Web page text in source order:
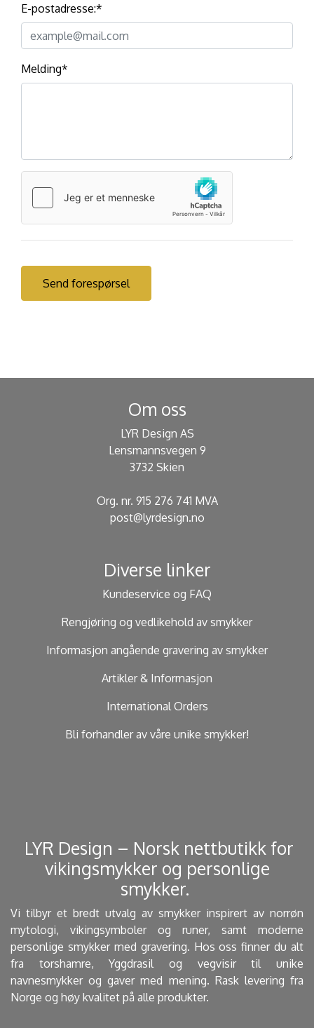
E-postadresse:*
Melding*
Om oss
LYR Design AS
Lensmannsvegen 9
3732 Skien
Org. nr. 915 276 741 MVA
post@lyrdesign.no
Diverse linker
Kundeservice og FAQ
Rengjøring og vedlikehold av smykker
Informasjon angående gravering av smykker
Artikler & Informasjon
International Orders
Bli forhandler av våre unike smykker!
​ LYR Design – Norsk nettbutikk for
vikingsmykker og personlige
smykker. ​
Vi tilbyr et bredt utvalg av smykker inspirert av norrøn
mytologi, vikingsymboler og runer, samt moderne
personlige smykker med gravering. Hos oss finner du alt
fra torshamre, Yggdrasil og vegvisir til unike
navnesmykker og gaver med mening. Rask levering fra
Norge og høy kvalitet på alle produkter.